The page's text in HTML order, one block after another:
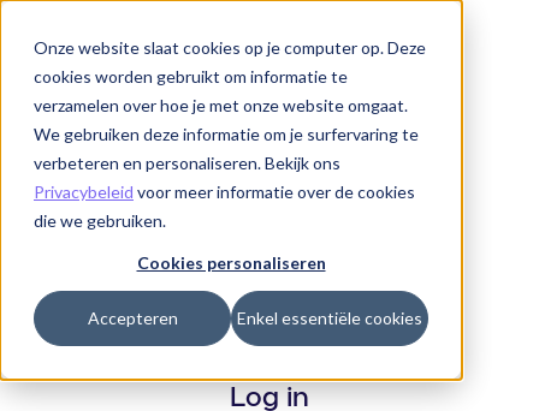
Onze website slaat cookies op je computer op. Deze
cookies worden gebruikt om informatie te
verzamelen over hoe je met onze website omgaat.
We gebruiken deze informatie om je surfervaring te
verbeteren en personaliseren. Bekijk ons
Privacybeleid voor meer informatie over de cookies
die we gebruiken.
Cookies personaliseren
Accepteren Enkel essentiële cookies
Log in